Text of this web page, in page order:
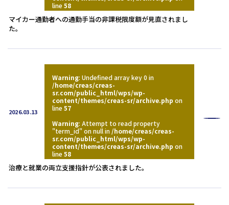
line58
マイカー通勤者への通勤手当の非課税限度額が見直されまし
た。
2026.03.13
Warning: Undefined array key 0 in
/home/creas/creas-
sr.com/public_html/wps/wp-
content/themes/creas-sr/archive.php on
line57
Warning: Attempt to read property
"term_id" on null in /home/creas/creas-
sr.com/public_html/wps/wp-
content/themes/creas-sr/archive.php on
line58
治療と就業の両立支援指針が公表されました。